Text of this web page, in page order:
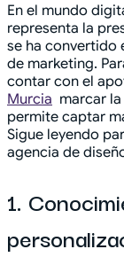
En el mundo
representa la
se ha convertido
de marketing.
contar con el
Murcia marcar
permite captar
Sigue leyendo
agencia de
1.